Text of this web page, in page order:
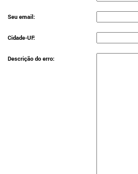
Seu email:
Cidade-UF:
Descrição do erro: